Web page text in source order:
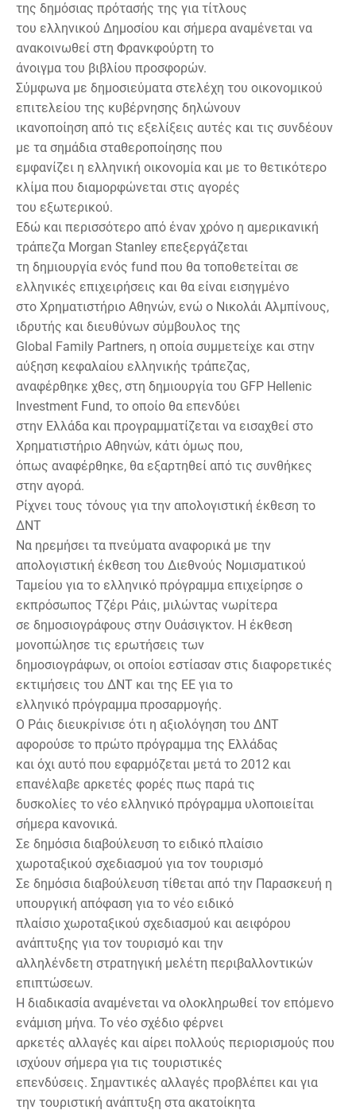
της δημόσιας πρότασής της για τίτλους
του ελληνικού Δημοσίου και σήμερα αναμένεται να
ανακοινωθεί στη Φρανκφούρτη το
άνοιγμα του βιβλίου προσφορών.
Σύμφωνα με δημοσιεύματα στελέχη του οικονομικού
επιτελείου της κυβέρνησης δηλώνουν
ικανοποίηση από τις εξελίξεις αυτές και τις συνδέουν
με τα σημάδια σταθεροποίησης που
εμφανίζει η ελληνική οικονομία και με το θετικότερο
κλίμα που διαμορφώνεται στις αγορές
του εξωτερικού.
Εδώ και περισσότερο από έναν χρόνο η αμερικανική
τράπεζα Morgan Stanley επεξεργάζεται
τη δημιουργία ενός fund που θα τοποθετείται σε
ελληνικές επιχειρήσεις και θα είναι εισηγμένο
στο Χρηματιστήριο Αθηνών, ενώ ο Nικολάι Αλμπίνους,
ιδρυτής και διευθύνων σύμβουλος της
Global Family Partners, η οποία συμμετείχε και στην
αύξηση κεφαλαίου ελληνικής τράπεζας,
αναφέρθηκε χθες, στη δημιουργία του GFP Hellenic
Investment Fund, το οποίο θα επενδύει
στην Ελλάδα και προγραμματίζεται να εισαχθεί στο
Χρηματιστήριο Αθηνών, κάτι όμως που,
όπως αναφέρθηκε, θα εξαρτηθεί από τις συνθήκες
στην αγορά.
Ρίχνει τους τόνους για την απολογιστική έκθεση το
ΔΝΤ
Να ηρεμήσει τα πνεύματα αναφορικά με την
απολογιστική έκθεση του Διεθνούς Νομισματικού
Ταμείου για το ελληνικό πρόγραμμα επιχείρησε ο
εκπρόσωπος Τζέρι Ράις, μιλώντας νωρίτερα
σε δημοσιογράφους στην Ουάσιγκτον. Η έκθεση
μονοπώλησε τις ερωτήσεις των
δημοσιογράφων, οι οποίοι εστίασαν στις διαφορετικές
εκτιμήσεις του ΔΝΤ και της ΕΕ για το
ελληνικό πρόγραμμα προσαρμογής.
Ο Ράις διευκρίνισε ότι η αξιολόγηση του ΔΝΤ
αφορούσε το πρώτο πρόγραμμα της Ελλάδας
και όχι αυτό που εφαρμόζεται μετά το 2012 και
επανέλαβε αρκετές φορές πως παρά τις
δυσκολίες το νέο ελληνικό πρόγραμμα υλοποιείται
σήμερα κανονικά.
Σε δημόσια διαβούλευση το ειδικό πλαίσιο
χωροταξικού σχεδιασμού για τον τουρισμό
Σε δημόσια διαβούλευση τίθεται από την Παρασκευή η
υπουργική απόφαση για το νέο ειδικό
πλαίσιο χωροταξικού σχεδιασμού και αειφόρου
ανάπτυξης για τον τουρισμό και την
αλληλένδετη στρατηγική μελέτη περιβαλλοντικών
επιπτώσεων.
Η διαδικασία αναμένεται να ολοκληρωθεί τον επόμενο
ενάμιση μήνα. Το νέο σχέδιο φέρνει
αρκετές αλλαγές και αίρει πολλούς περιορισμούς που
ισχύουν σήμερα για τις τουριστικές
επενδύσεις. Σημαντικές αλλαγές προβλέπει και για
την τουριστική ανάπτυξη στα ακατοίκητα